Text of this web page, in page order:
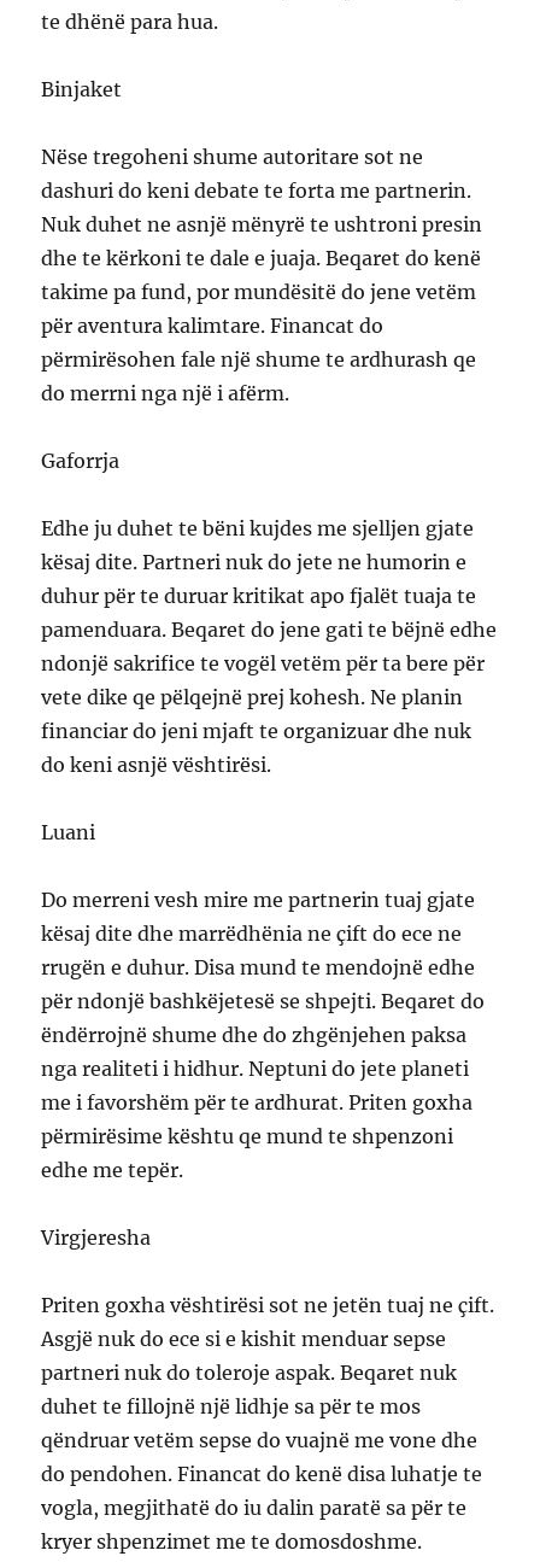
te dhënë para hua.
Binjaket
Nëse tregoheni shume autoritare sot ne
dashuri do keni debate te forta me partnerin.
Nuk duhet ne asnjë mënyrë te ushtroni presin
dhe te kërkoni te dale e juaja. Beqaret do kenë
takime pa fund, por mundësitë do jene vetëm
për aventura kalimtare. Financat do
përmirësohen fale një shume te ardhurash qe
do merrni nga një i afërm.
Gaforrja
Edhe ju duhet te bëni kujdes me sjelljen gjate
kësaj dite. Partneri nuk do jete ne humorin e
duhur për te duruar kritikat apo fjalët tuaja te
pamenduara. Beqaret do jene gati te bëjnë edhe
ndonjë sakrifice te vogël vetëm për ta bere për
vete dike qe pëlqejnë prej kohesh. Ne planin
financiar do jeni mjaft te organizuar dhe nuk
do keni asnjë vështirësi.
Luani
Do merreni vesh mire me partnerin tuaj gjate
kësaj dite dhe marrëdhënia ne çift do ece ne
rrugën e duhur. Disa mund te mendojnë edhe
për ndonjë bashkëjetesë se shpejti. Beqaret do
ëndërrojnë shume dhe do zhgënjehen paksa
nga realiteti i hidhur. Neptuni do jete planeti
me i favorshëm për te ardhurat. Priten goxha
përmirësime kështu qe mund te shpenzoni
edhe me tepër.
Virgjeresha
Priten goxha vështirësi sot ne jetën tuaj ne çift.
Asgjë nuk do ece si e kishit menduar sepse
partneri nuk do toleroje aspak. Beqaret nuk
duhet te fillojnë një lidhje sa për te mos
qëndruar vetëm sepse do vuajnë me vone dhe
do pendohen. Financat do kenë disa luhatje te
vogla, megjithatë do iu dalin paratë sa për te
kryer shpenzimet me te domosdoshme.